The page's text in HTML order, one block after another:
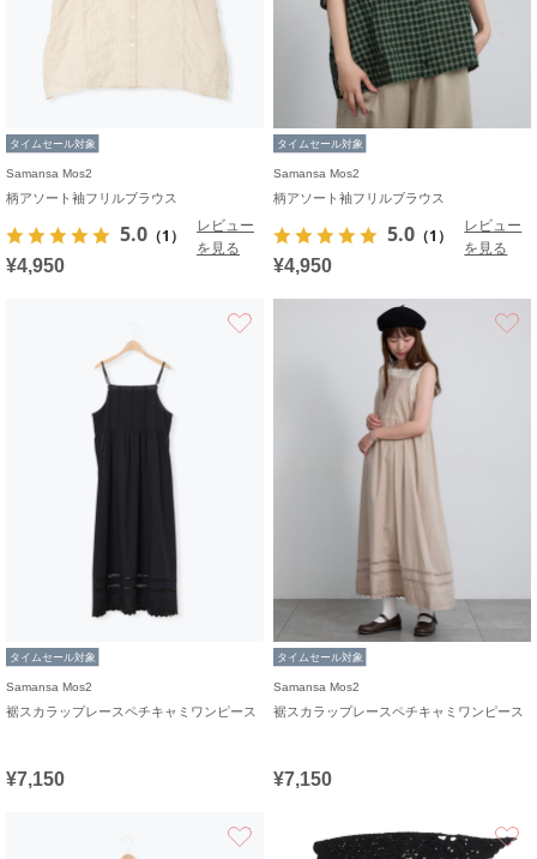
タイムセール対象
Samansa Mos2
柄アソート袖フリルブラウス
5.0 （1）
レビュー
を見る
¥4,950
タイムセール対象
Samansa Mos2
柄アソート袖フリルブラウス
5.0 （1）
レビュー
を見る
¥4,950
タイムセール対象
Samansa Mos2
裾スカラップレースペチキャミワンピース
¥7,150
タイムセール対象
Samansa Mos2
裾スカラップレースペチキャミワンピース
¥7,150